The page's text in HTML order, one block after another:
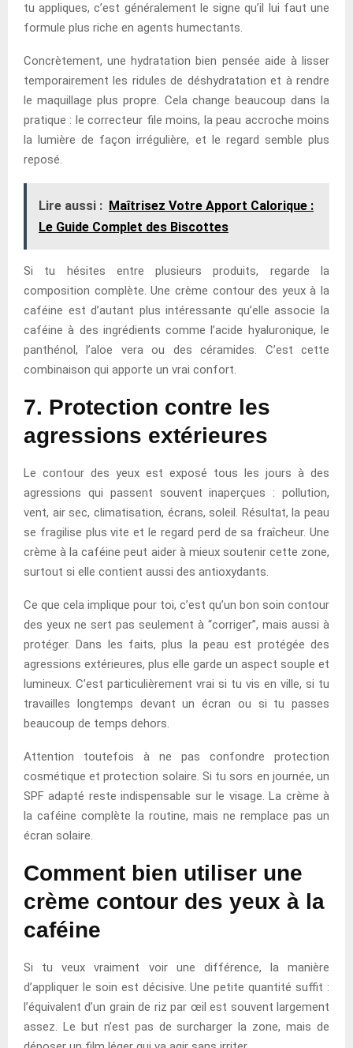
tu appliques, c’est généralement le signe qu’il lui faut une
formule plus riche en agents humectants.
Concrètement, une hydratation bien pensée aide à lisser
temporairement les ridules de déshydratation et à rendre
le maquillage plus propre. Cela change beaucoup dans la
pratique : le correcteur file moins, la peau accroche moins
la lumière de façon irrégulière, et le regard semble plus
reposé.
Lire aussi : Maîtrisez Votre Apport Calorique :
Le Guide Complet des Biscottes
Si tu hésites entre plusieurs produits, regarde la
composition complète. Une crème contour des yeux à la
caféine est d’autant plus intéressante qu’elle associe la
caféine à des ingrédients comme l’acide hyaluronique, le
panthénol, l’aloe vera ou des céramides. C’est cette
combinaison qui apporte un vrai confort.
7. Protection contre les
agressions extérieures
Le contour des yeux est exposé tous les jours à des
agressions qui passent souvent inaperçues : pollution,
vent, air sec, climatisation, écrans, soleil. Résultat, la peau
se fragilise plus vite et le regard perd de sa fraîcheur. Une
crème à la caféine peut aider à mieux soutenir cette zone,
surtout si elle contient aussi des antioxydants.
Ce que cela implique pour toi, c’est qu’un bon soin contour
des yeux ne sert pas seulement à “corriger”, mais aussi à
protéger. Dans les faits, plus la peau est protégée des
agressions extérieures, plus elle garde un aspect souple et
lumineux. C’est particulièrement vrai si tu vis en ville, si tu
travailles longtemps devant un écran ou si tu passes
beaucoup de temps dehors.
Attention toutefois à ne pas confondre protection
cosmétique et protection solaire. Si tu sors en journée, un
SPF adapté reste indispensable sur le visage. La crème à
la caféine complète la routine, mais ne remplace pas un
écran solaire.
Comment bien utiliser une
crème contour des yeux à la
caféine
Si tu veux vraiment voir une différence, la manière
d’appliquer le soin est décisive. Une petite quantité suffit :
l’équivalent d’un grain de riz par œil est souvent largement
assez. Le but n’est pas de surcharger la zone, mais de